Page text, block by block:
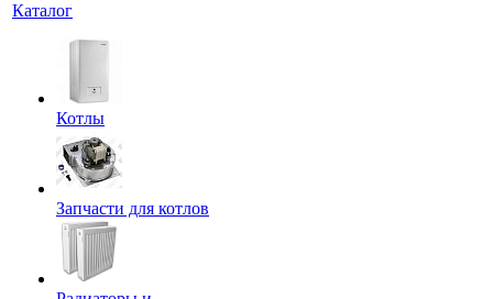
Каталог
Котлы
Запчасти для котлов